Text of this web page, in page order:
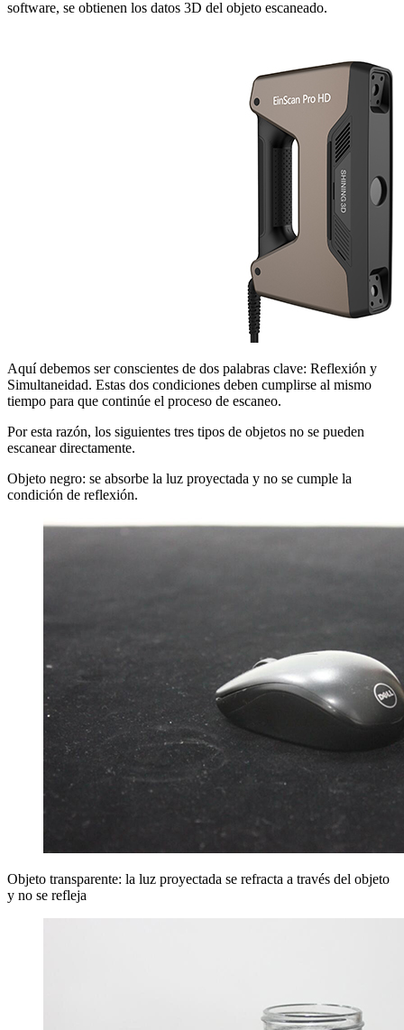
software, se obtienen los datos 3D del objeto escaneado.
Aquí debemos ser conscientes de dos palabras clave: Reflexión y
Simultaneidad. Estas dos condiciones deben cumplirse al mismo
tiempo para que continúe el proceso de escaneo.
Por esta razón, los siguientes tres tipos de objetos no se pueden
escanear directamente.
Objeto negro: se absorbe la luz proyectada y no se cumple la
condición de reflexión.
Objeto transparente: la luz proyectada se refracta a través del objeto
y no se refleja